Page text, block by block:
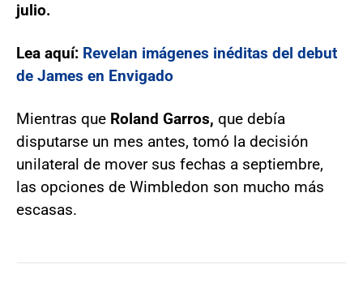
julio.
Lea aquí: Revelan imágenes inéditas del debut
de James en Envigado
Mientras que Roland Garros, que debía
disputarse un mes antes, tomó la decisión
unilateral de mover sus fechas a septiembre,
las opciones de Wimbledon son mucho más
escasas.